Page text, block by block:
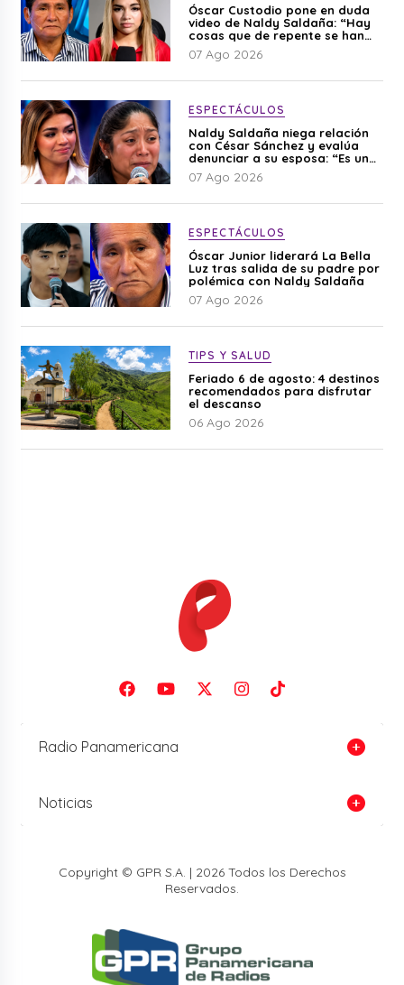
Óscar Custodio pone en duda
video de Naldy Saldaña: “Hay
cosas que de repente se han
editado”
07 Ago 2026
ESPECTÁCULOS
Naldy Saldaña niega relación
con César Sánchez y evalúa
denunciar a su esposa: “Es una
difamación”
07 Ago 2026
ESPECTÁCULOS
Óscar Junior liderará La Bella
Luz tras salida de su padre por
polémica con Naldy Saldaña
07 Ago 2026
TIPS Y SALUD
Feriado 6 de agosto: 4 destinos
recomendados para disfrutar
el descanso
06 Ago 2026
Radio Panamericana
Noticias
Copyright © GPR S.A. | 2026 Todos los Derechos
Reservados.